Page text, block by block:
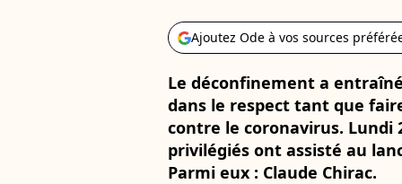
Ajoutez Ode à vos sources
Le déconfinement a
dans le respect tant que
contre le coronavirus. Lundi
privilégiés ont assisté au
Parmi eux : Claude Chirac.